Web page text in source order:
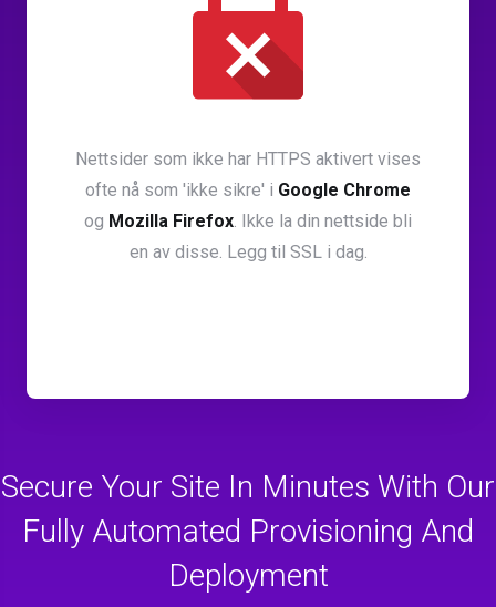
Nettsider som ikke har HTTPS aktivert vises
ofte nå som 'ikke sikre' i Google Chrome
og Mozilla Firefox. Ikke la din nettside bli
en av disse. Legg til SSL i dag.
Secure Your Site In Minutes With Our
Fully Automated Provisioning And
Deployment